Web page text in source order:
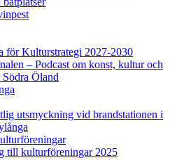
för Kulturstrategi 2027-2030
– Podcast om konst, kultur och
Öland
utsmyckning vid brandstationen i
till kulturföreningar 2025